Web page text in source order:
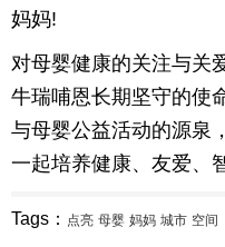
妈妈!
对母婴健康的关注与关
牛瑞哺恩长期坚守的使
与母婴公益活动的源泉
一起培养健康、友爱、
Tags： 点亮 母婴 妈妈 城市 空间